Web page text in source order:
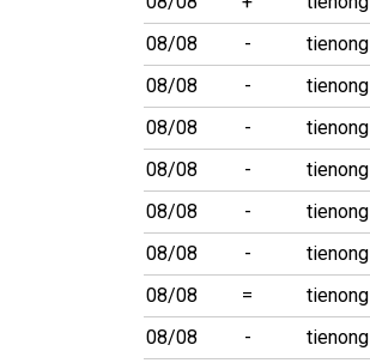
08/08
- tienong
08/08
- tienong
08/08
- tienong
08/08
- tienong
08/08
- tienong
08/08
- tienong
08/08
= tienong
08/08
- tienong